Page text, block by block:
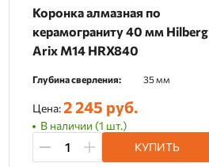
Коронка алмазная по
керамограниту 40 мм Hilberg
Arix M14 HRX840
Глубина сверления: 35 мм
Цена:2 245 руб.
В наличии (1 шт.)
КУПИТЬ